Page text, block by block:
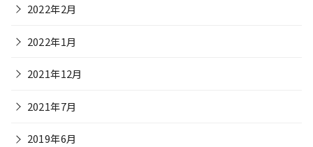
2022年2月
2022年1月
2021年12月
2021年7月
2019年6月